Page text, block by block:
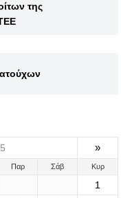
της
»
Παρ Σάβ Κυρ
1